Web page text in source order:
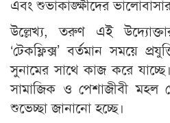
এবং শুভাকাঙ্ক্ষীদের
উল্লেখ্য, তরুণ এই
‘টেকফ্লিক্স’ বর্তমান সময়ে
সুনামের সাথে কাজ করে
সামাজিক ও পেশাজীবী মহল
শুভেচ্ছা জানানো হচ্ছে।